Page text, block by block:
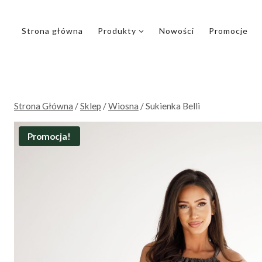
Strona główna Produkty Nowości Promocje
Strona Główna /Sklep /Wiosna /Sukienka Belli
Promocja!